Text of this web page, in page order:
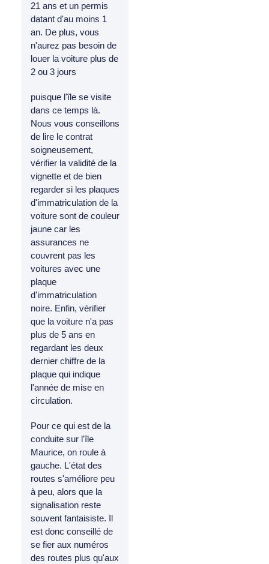
21 ans et un permis
datant d'au moins 1
an. De plus, vous
n'aurez pas besoin de
louer la voiture plus de
2 ou 3 jours
puisque l'île se visite
dans ce temps là.
Nous vous conseillons
de lire le contrat
soigneusement,
vérifier la validité de la
vignette et de bien
regarder si les plaques
d'immatriculation de la
voiture sont de couleur
jaune car les
assurances ne
couvrent pas les
voitures avec une
plaque
d'immatriculation
noire. Enfin, vérifier
que la voiture n'a pas
plus de 5 ans en
regardant les deux
dernier chiffre de la
plaque qui indique
l'année de mise en
circulation.
Pour ce qui est de la
conduite sur l'île
Maurice, on roule à
gauche. L'état des
routes s'améliore peu
à peu, alors que la
signalisation reste
souvent fantaisiste. Il
est donc conseillé de
se fier aux numéros
des routes plus qu'aux